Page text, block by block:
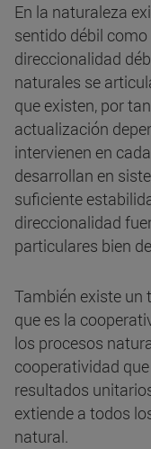
En la naturaleza
sentido débil
direccionalidad
naturales se
que existen, por
actualización
intervienen en
desarrollan en
suficiente
direccionalidad
particulares bien
También existe un
que es la
los procesos
cooperatividad
resultados
extiende a todos
natural.